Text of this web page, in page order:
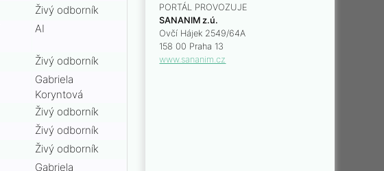
Živý odborník
AI
Živý odborník
Gabriela
Koryntová
Živý odborník
Živý odborník
Živý odborník
Gabriela
PORTÁL PROVOZUJE
SANANIM z.ú.
Ovčí Hájek 2549/64A
158 00 Praha 13
www.sananim.cz